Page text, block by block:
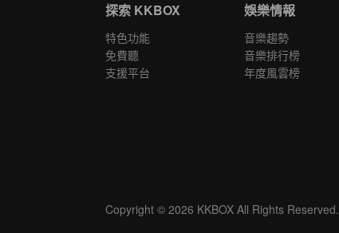
探索 KKBOX
特色功能
免費聽
支援平台
娛樂情報
音樂趨勢
音樂排行榜
年度風雲榜
Copyright © 2026 KKBOX All Rights Reserved.